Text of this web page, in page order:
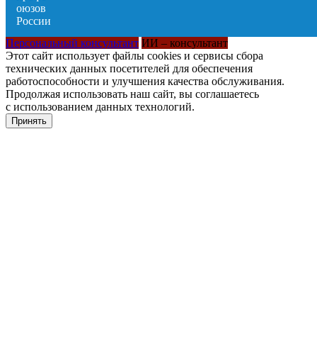
Персональный консультант ИИ – консультант
Этот сайт использует файлы cookies и сервисы сбора
технических данных посетителей для обеспечения
работоспособности и улучшения качества обслуживания.
Продолжая использовать наш сайт, вы соглашаетесь
с использованием данных технологий.
Принять